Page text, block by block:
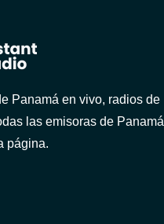
Panamá en vivo, radios de
las emisoras de Panamá
página.